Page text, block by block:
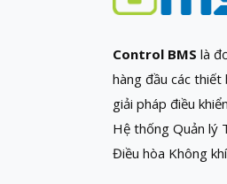
Control BMS là
hàng đầu các thiết
giải pháp điều
Hệ thống Quản lý
Điều hòa Không